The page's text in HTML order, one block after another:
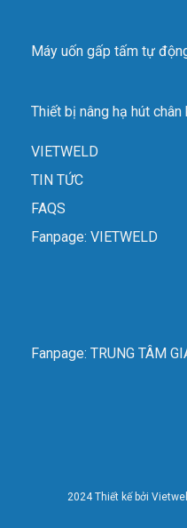
Máy uốn gấp tấm tự
Thiết bị nâng hạ hút chân
VIETWELD
TIN TỨC
FAQS
Fanpage: VIETWELD
Fanpage: TRUNG TÂM
2024 Thiết kế bởi